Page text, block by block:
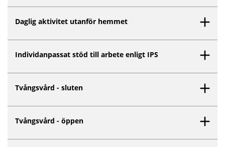
Daglig aktivitet utanför hemmet
Individanpassat stöd till arbete enligt IPS
Tvångsvård - sluten
Tvångsvård - öppen